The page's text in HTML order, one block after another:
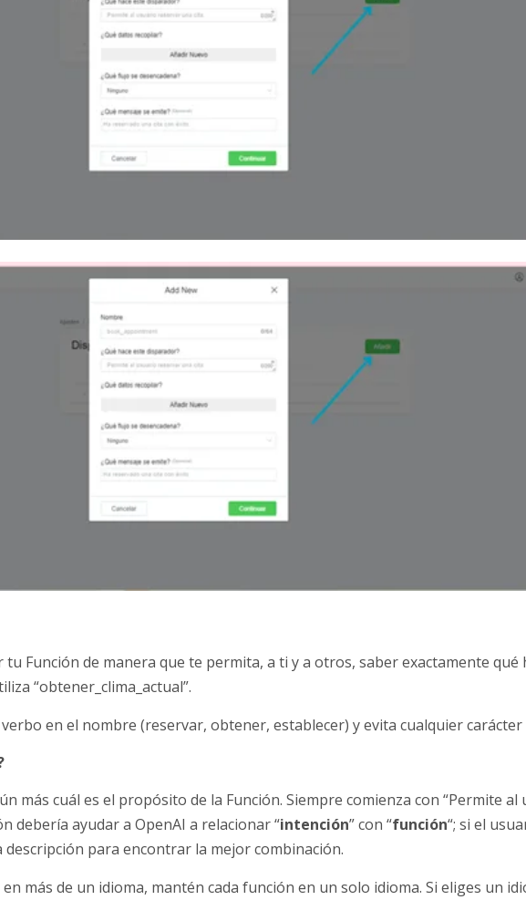
Función de manera que te permita, a ti y a otros, saber exactamente qué
“obtener_clima_actual”.
en el nombre (reservar, obtener, establecer) y evita cualquier carácter
más cuál es el propósito de la Función. Siempre comienza con “Permite
debería ayudar a OpenAI a relacionar “intención” con “función“; si el
para encontrar la mejor combinación.
más de un idioma, mantén cada función en un solo idioma. Si eliges un